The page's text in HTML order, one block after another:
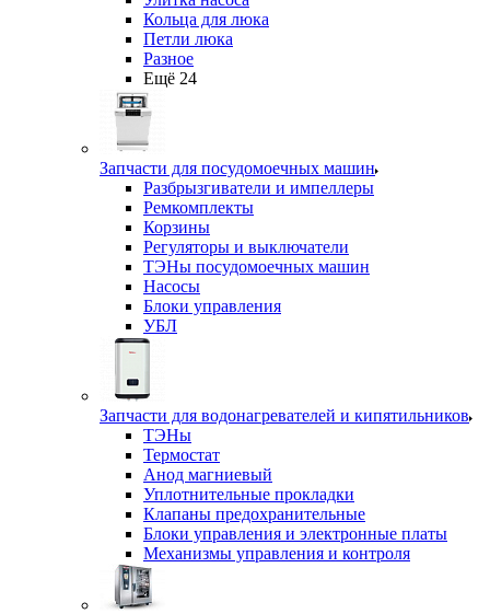
Кольца для люка
Петли люка
Разное
Ещё 24
Запчасти для посудомоечных машин
Разбрызгиватели и импеллеры
Ремкомплекты
Корзины
Регуляторы и выключатели
ТЭНы посудомоечных машин
Насосы
Блоки управления
УБЛ
Запчасти для водонагревателей и кипятильников
ТЭНы
Термостат
Анод магниевый
Уплотнительные прокладки
Клапаны предохранительные
Блоки управления и электронные платы
Механизмы управления и контроля